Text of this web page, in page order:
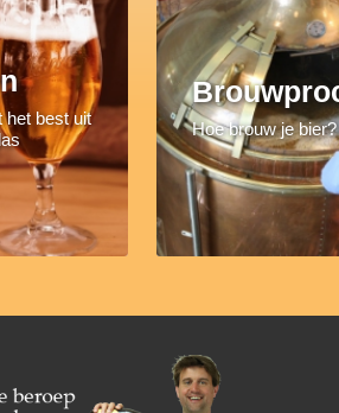
het best uit
Hoe brouw je bier?